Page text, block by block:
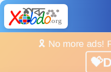
🎗️ No more ads!